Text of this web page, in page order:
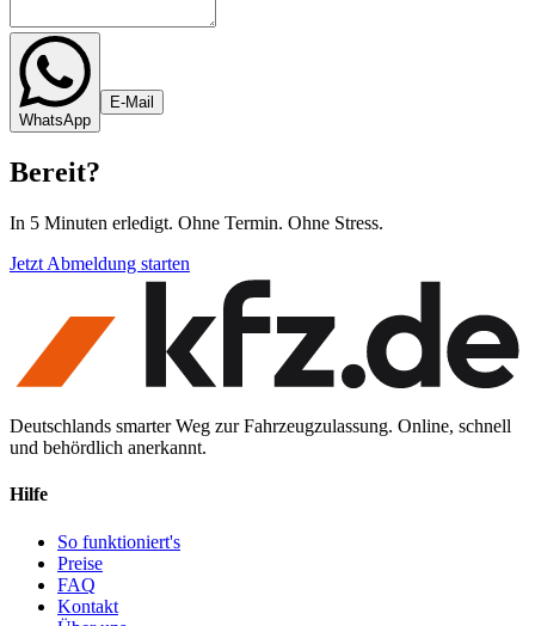
WhatsApp
E-Mail
Bereit?
In 5 Minuten erledigt. Ohne Termin. Ohne Stress.
Jetzt Abmeldung starten
Deutschlands smarter Weg zur Fahrzeugzulassung. Online, schnell
und behördlich anerkannt.
Hilfe
So funktioniert's
Preise
FAQ
Kontakt